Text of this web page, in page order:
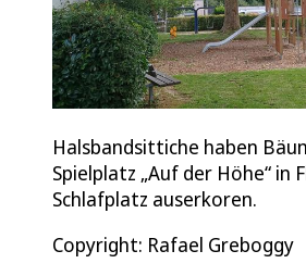
Halsbandsittiche haben
Spielplatz „Auf der Höhe“ in
Schlafplatz auserkoren.
Copyright: Rafael Greboggy